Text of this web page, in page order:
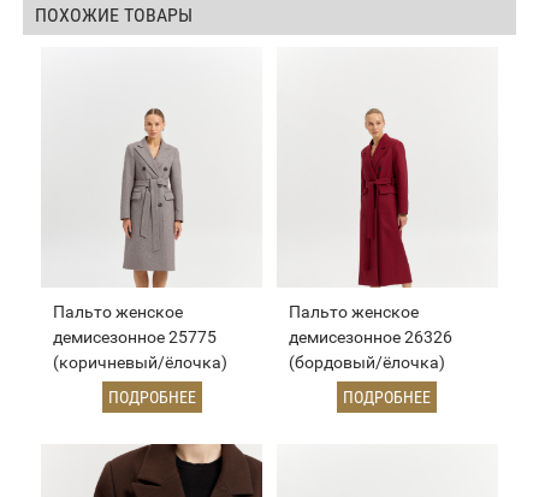
ПОХОЖИЕ ТОВАРЫ
Пальто женское
демисезонное 25775
(коричневый/ёлочка)
ПОДРОБНЕЕ
Пальто женское
демисезонное 26326
(бордовый/ёлочка)
ПОДРОБНЕЕ